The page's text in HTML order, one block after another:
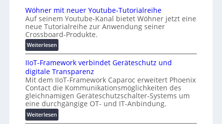
t
i
o
O
r
g
w
ä
c
K
o
s
t
e
n
f
a
l
l
e
A
Z
ü
r
i
c
h
:
T
r
e
f
f
Wöhner mit neuer Youtube-Tutorialreihe
Auf seinem Youtube-Kanal bietet Wöhner jetzt eine
neue Tutorialreihe zur Anwendung seiner
Crossboard-Produkte.
Weiterlesen:
W
ö
h
n
e
r
m
i
IIoT-Framework verbindet Geräteschutz und
digitale Transparenz
Mit dem IIoT-Framework Caparoc erweitert Phoenix
Contact die Kommunikationsmöglichkeiten des
gleichnamigen Geräteschutzschalter-Systems um
eine durchgängige OT- und IT-Anbindung.
Weiterlesen: